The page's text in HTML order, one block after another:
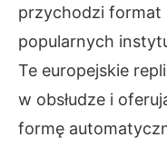
przychodzi format
popularnych
Te europejskie
w obsłudze i
formę